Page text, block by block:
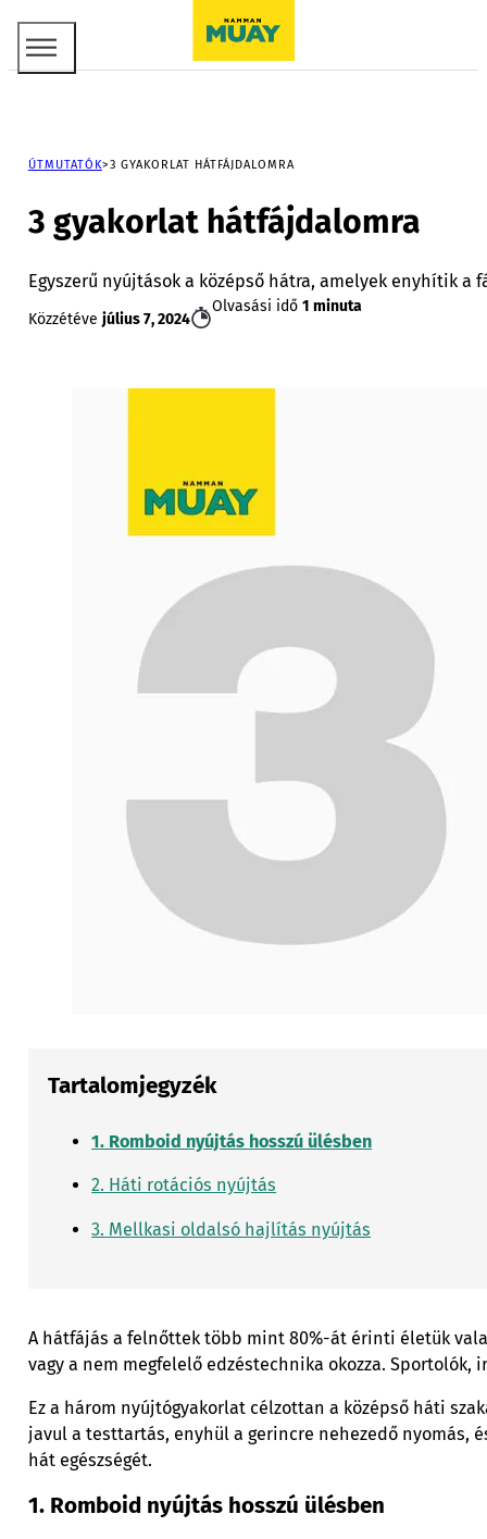
ÚTMUTATÓK 3 GYAKORLAT HÁTFÁJDALOMRA
3 gyakorlat hátfájdalomra
Egyszerű nyújtások a középső hátra, amelyek enyhítik
Közzétéve július 7, 2024
Olvasási idő 1 minuta
Tartalomjegyzék
1. Romboid nyújtás hosszú ülésben
2. Háti rotációs nyújtás
3. Mellkasi oldalsó hajlítás nyújtás
A hátfájás a felnőttek több mint 80%-át érinti életük
vagy a nem megfelelő edzéstechnika okozza.
Ez a három nyújtógyakorlat célzottan a középső háti
javul a testtartás, enyhül a gerincre nehezedő nyomás,
hát egészségét.
1. Romboid nyújtás hosszú ülésben